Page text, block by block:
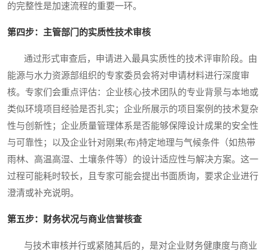
的完整性是加速流程的重要一环。
第四步：主管部门的实质性技术审核
通过形式审查后，申请进入最具实质性的技术评审阶段。由
能源与水力资源部组织的专家委员会将对申请材料进行深度审
核。专家们会重点评估：企业核心技术团队的专业背景与本地或
类似环境项目经验是否扎实；企业所展示的项目案例的技术复杂
性与创新性；企业质量管理体系是否能够保障设计成果的安全性
与可靠性；以及企业针对刚果(布)特定地理与气候条件（如热带
雨林、高温高湿、土壤条件等）的设计适应性与解决方案。这一
过程可能耗时较长，且专家可能会提出书面质询，要求企业进行
澄清或补充说明。
第五步：财务状况与商业信誉核查
与技术审核并行或紧随其后的，是对企业财务健康度与商业